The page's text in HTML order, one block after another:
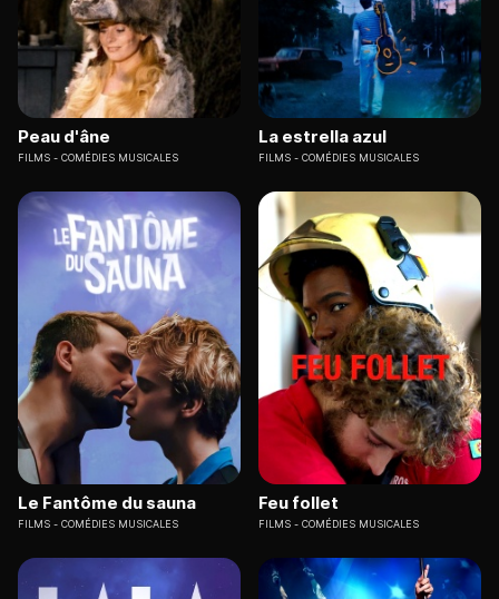
Peau d'âne
FILMS COMÉDIES MUSICALES
La estrella azul
FILMS COMÉDIES MUSICALES
Le Fantôme du sauna
FILMS COMÉDIES MUSICALES
Feu follet
FILMS COMÉDIES MUSICALES